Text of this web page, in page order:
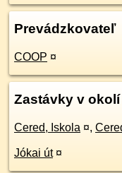
Prevádzkovateľ
COOP ¤
Zastávky v okolí
Cered, Iskola ¤,
Jókai út ¤